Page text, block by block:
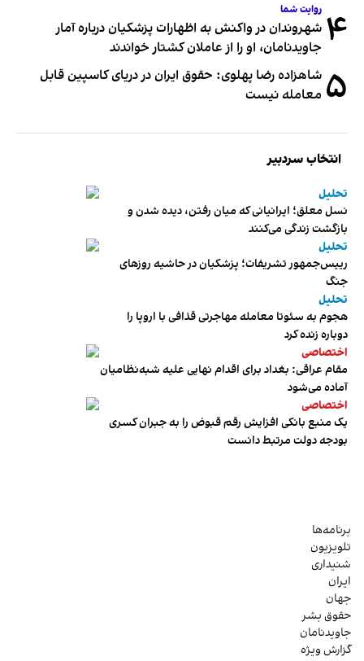
۴ روایت شما
شهروندان در واکنش به اظهارات پزشکیان درباره آمار
جاویدنامان، او را از عاملان کشتار خواندند
۵ شاهزاده رضا پهلوی: حقوق ایران در دریای کاسپین قابل
معامله نیست
انتخاب سردبیر
تحلیل
نسل معلق؛ ایرانیانی که میان رفتن، دیده شدن و
بازگشت زندگی می‌کنند
تحلیل
رییس‌جمهور تشریفات؛ پزشکیان در حاشیه روزهای
جنگ
تحلیل
هجوم به سئوتا معامله مهاجرتی قذافی با اروپا را
دوباره زنده کرد
اختصاصی
مقام عراقی: بغداد برای اقدام نهایی علیه شبه‌نظامیان
آماده می‌شود
اختصاصی
یک منبع بانکی افزایش رقم قبوض را به جبران کسری
بودجه دولت مرتبط دانست
برنامه‌ها
تلویزیون
شنیداری
ایران
جهان
حقوق بشر
جاویدنامان
گزارش ویژه